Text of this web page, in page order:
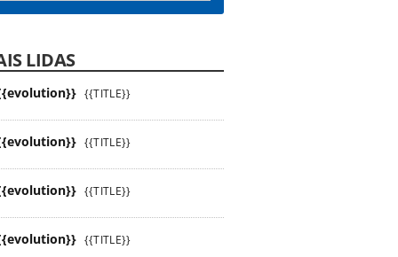
LIDAS
{{TITLE}}
{{TITLE}}
{{TITLE}}
{{TITLE}}